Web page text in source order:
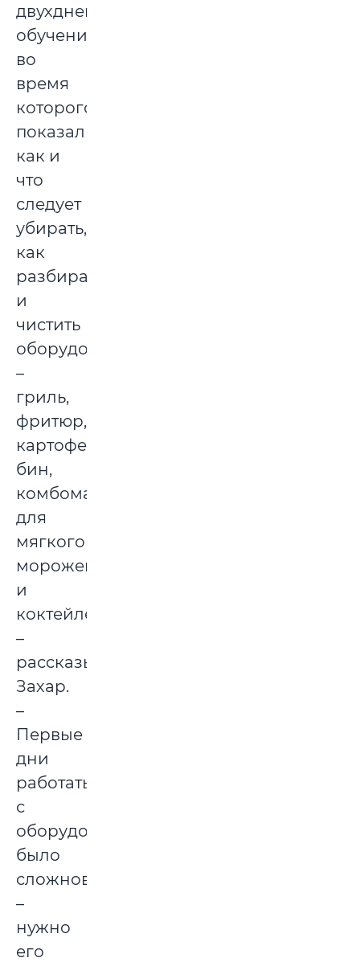
двухдневное
обучение,
во
время
которого
показали,
как и
что
следует
убирать,
как
разбирать
и
чистить
оборудование
–
гриль,
фритюр,
картофельный
бин,
комбомашину
для
мягкого
мороженого
и
коктейлей,
–
рассказывает
Захар.
–
Первые
дни
работать
с
оборудованием
было
сложновато
–
нужно
его